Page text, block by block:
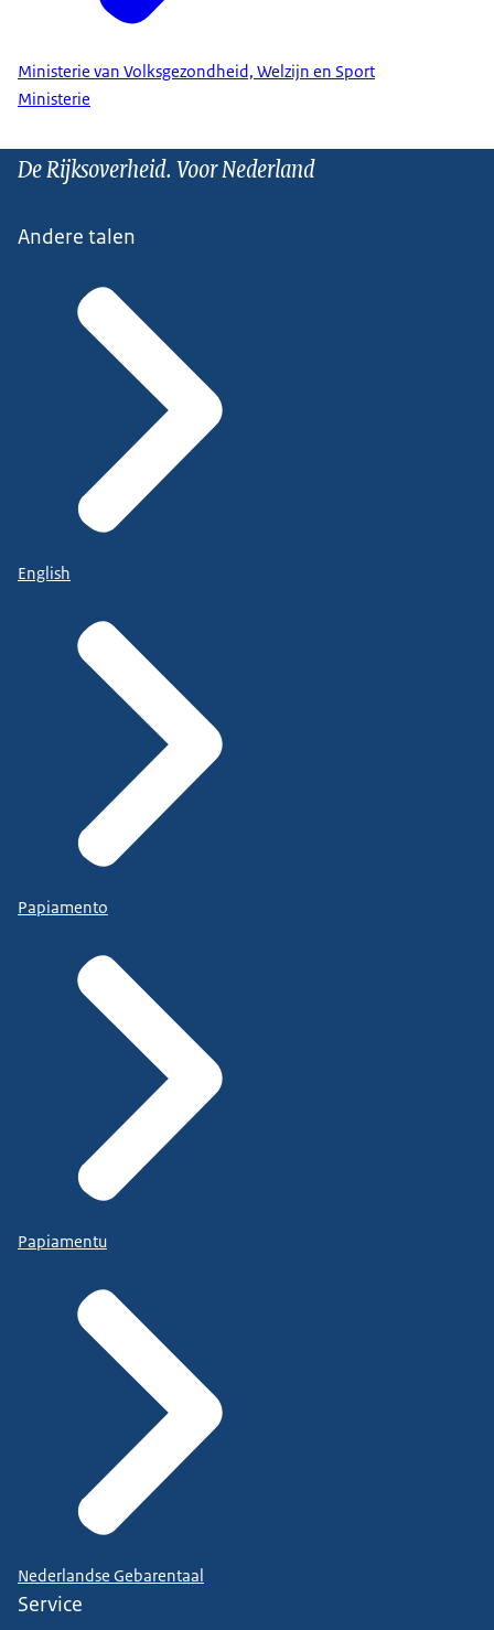
Ministerie van Volksgezondheid, Welzijn en Sport
Ministerie
De Rijksoverheid. Voor Nederland
Andere talen
English
Papiamento
Papiamentu
Nederlandse Gebarentaal
Service